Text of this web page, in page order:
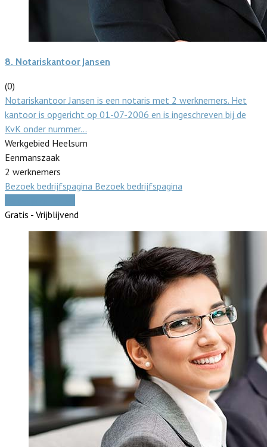
8. Notariskantoor Jansen
(0)
Notariskantoor Jansen is een notaris met 2 werknemers. Het
kantoor is opgericht op 01-07-2006 en is ingeschreven bij de
KvK onder nummer…
Werkgebied Heelsum
Eenmanszaak
2 werknemers
Bezoek bedrijfspagina Bezoek bedrijfspagina
Gratis - Vrijblijvend